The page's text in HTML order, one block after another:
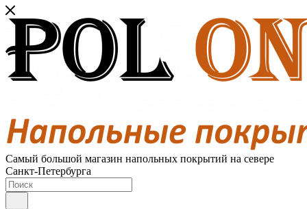
Самый большой магазин напольных покрытий на севере
Санкт-Петербурга